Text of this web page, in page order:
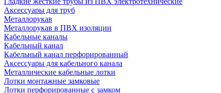
Аксессуары для труб
Металлорукав
Металлорукав в ПВХ изоляции
Кабельные каналы
Кабельный канал
Кабельный канал перфорированный
Аксессуары для кабельного канала
Металлические кабельные лотки
Лотки монтажные замковые
Лотки перфорированные с замком